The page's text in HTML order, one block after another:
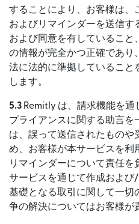
することにより、お客様は、
およびリマインダーを送信す
および同意を有していること
の情報が完全かつ正確であり
法に法的に準拠していること
します。
5.3 Remitly は、請求機能を
プライアンスに関する助言を
は、誤って送信されたものや
め、お客様が本サービスを利
リマインダーについて責任を
サービスを通じて作成およ
基礎となる取引に関して一切
争の解決についてはお客様が